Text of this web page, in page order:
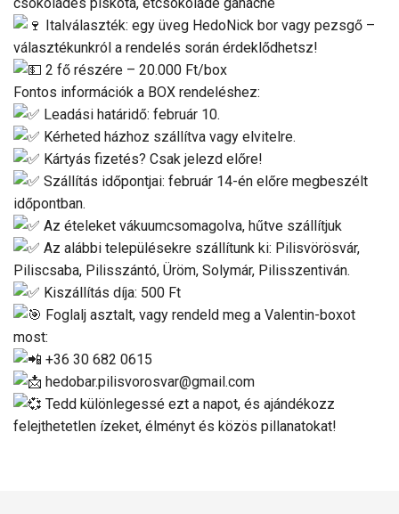
Italválaszték: egy üveg HedoNick bor vagy pezsgő –
választékunkról a rendelés során érdeklődhetsz!
2 fő részére – 20.000 Ft/box
Fontos információk a BOX rendeléshez:
Leadási határidő: február 10.
Kérheted házhoz szállítva vagy elvitelre.
Kártyás fizetés? Csak jelezd előre!
Szállítás időpontjai: február 14-én előre megbeszélt
időpontban.
Az ételeket vákuumcsomagolva, hűtve szállítjuk
Az alábbi településekre szállítunk ki: Pilisvörösvár,
Piliscsaba, Pilisszántó, Üröm, Solymár, Pilisszentiván.
Kiszállítás díja: 500 Ft
Foglalj asztalt, vagy rendeld meg a Valentin-boxot
most:
+36 30 682 0615
hedobar.pilisvorosvar@gmail.com
Tedd különlegessé ezt a napot, és ajándékozz
felejthetetlen ízeket, élményt és közös pillanatokat!